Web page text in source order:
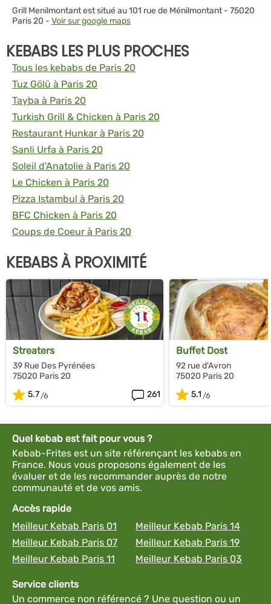
Grill Menilmontant est situé au 101 rue de Ménilmontant - 75020
Paris 20 - Voir sur google maps
KEBABS LES PLUS PROCHES
Tous les kebabs de Paris 20
Tuz Gölü à Paris 20
Tayba à Paris 20
Turkish Grill & Chicken à Paris 20
Restaurant Hunkar à Paris 20
Sanli Urfa à Paris 20
Soleil d'Anatolie à Paris 20
Le Chicken à Paris 20
Pizza Istambul à Paris 20
BFC Chicken à Paris 20
Coups de Coeur à Paris 20
KEBABS À PROXIMITÉ
Streaters
39 Rue Des Pyrénées
75020 Paris 20
5.7
261
Buffet Dost
92 rue d'Avron
75020 Paris 20
5.1
Quel kebab est fait pour vous ?
Kebab-Frites est un site référençant les kebabs en
France. Nous vous proposons également de les
évaluer et de les recommander auprès de notre
communauté et de vos amis.
Accès rapide
Meilleur Kebab Paris 01
Meilleur Kebab Paris 14
Meilleur Kebab Paris 07
Meilleur Kebab Paris 19
Meilleur Kebab Paris 11
Meilleur Kebab Paris 03
Service clients
Un commerce non référencé ? Une question ou un